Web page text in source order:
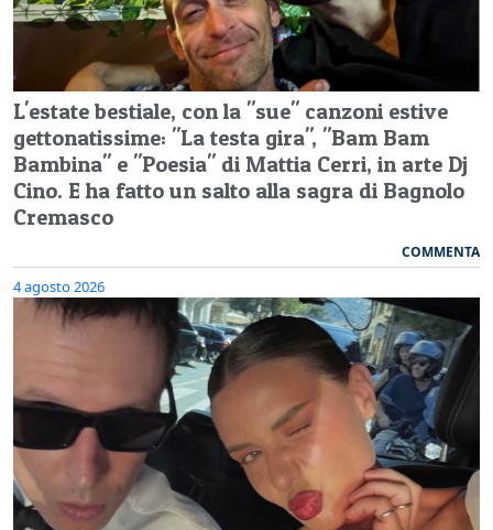
L'estate bestiale, con la "sue" canzoni estive
gettonatissime: "La testa gira", "Bam Bam
Bambina" e "Poesia" di Mattia Cerri, in arte Dj
Cino. E ha fatto un salto alla sagra di Bagnolo
Cremasco
COMMENTA
4 agosto 2026